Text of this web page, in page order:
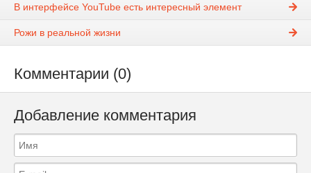
В интерфейсе YouTube есть интересный элемент
Рожи в реальной жизни
Комментарии (0)
Добавление комментария